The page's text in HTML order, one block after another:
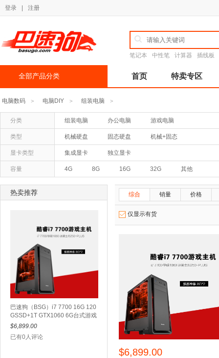
登录 注册
笔记本 中性笔 计算器 插线板
全部产品分类 首页 特卖专区
电脑数码 > 电脑DIY > 组装电脑 >
分类 组装电脑 办公电脑 游戏电脑
类型 机械硬盘 固态硬盘 机械+固态
显卡类型 集成显卡 独立显卡
容量 4G 8G 16G 32G 其他
热卖推荐
巴速狗（BSG）i7 7700 16G 120
GSSD+1T GTX1060 6G台式游戏
电脑主机 DIY组装机
$6,899.00
已有0人评论
综合 销量 价格
仅显示有货
$6,899.00